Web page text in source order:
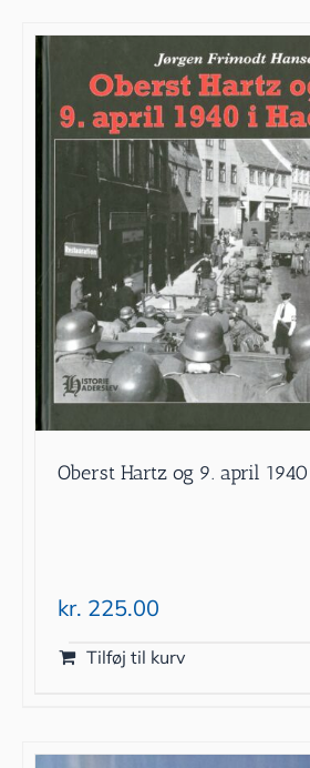
Oberst Hartz og 9. april
kr. 225.00
Tilføj til kurv